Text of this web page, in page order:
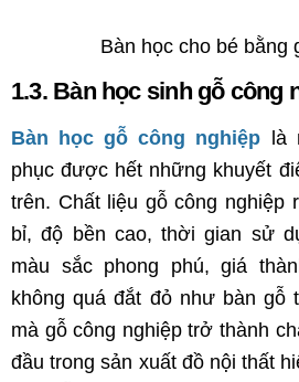
Bàn học cho bé bằng
1.3. Bàn học sinh gỗ công
Bàn học gỗ công nghiệp là
phục được hết những khuyết
trên. Chất liệu gỗ công nghiệp
bỉ, độ bền cao, thời gian sử
màu sắc phong phú, giá
không quá đắt đỏ như bàn
mà gỗ công nghiệp trở thành
đầu trong sản xuất đồ nội thất